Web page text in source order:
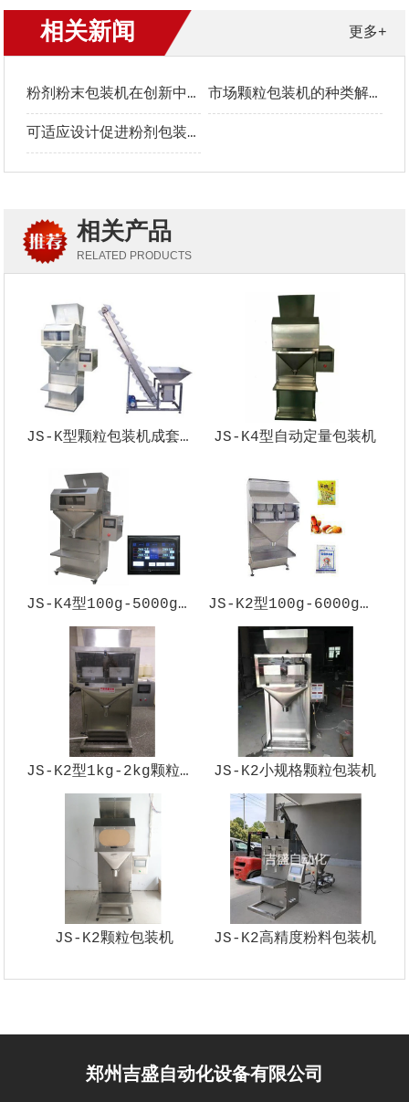
更多+
相关新闻
粉剂粉末包装机在创新中稳步发展 市场颗粒包装机的种类解析
可适应设计促进粉剂包装机快速发展
相关产品
RELATED PRODUCTS
JS-K型颗粒包装机成套设备 JS-K4型自动定量包装机
JS-K4型100g-5000g颗粒包装机 JS-K2型100g-6000g颗粒包装机
JS-K2型1kg-2kg颗粒包装机 JS-K2小规格颗粒包装机
JS-K2颗粒包装机 JS-K2高精度粉料包装机
郑州吉盛自动化设备有限公司